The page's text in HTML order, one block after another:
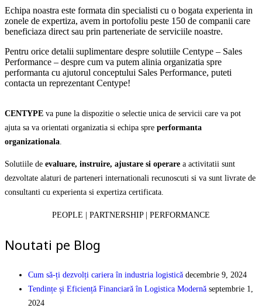
Echipa noastra este formata din specialisti cu o bogata experienta in
zonele de expertiza, avem in portofoliu peste 150 de companii care
beneficiaza direct sau prin parteneriate de serviciile noastre.
Pentru orice detalii suplimentare despre solutiile Centype – Sales
Performance – despre cum va putem alinia organizatia spre
performanta cu ajutorul conceptului Sales Performance, puteti
contacta un reprezentant Centype!
CENTYPE va pune la dispozitie o selectie unica de servicii care va pot
ajuta sa va orientati organizatia si echipa spre performanta
organizationala
Solutiile de evaluare, instruire, ajustare si operare a activitatii sunt
dezvoltate alaturi de parteneri internationali recunoscuti si va sunt livrate de
consultanti cu experienta si expertiza certificata.
PEOPLE | PARTNERSHIP | PERFORMANCE
Noutati pe Blog
Cum să-ți dezvolți cariera în industria logistică decembrie 9, 2024
Tendințe și Eficiență Financiară în Logistica Modernă septembrie 1,
2024